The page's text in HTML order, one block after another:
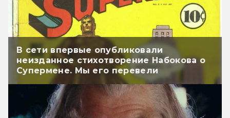
В сети впервые опубликовали
неизданное стихотворение Набокова о
Супермене. Мы его перевели